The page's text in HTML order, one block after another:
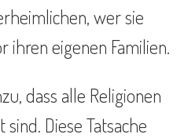
wer sie
ihren eigenen Familien.
dass alle Religionen
Diese Tatsache